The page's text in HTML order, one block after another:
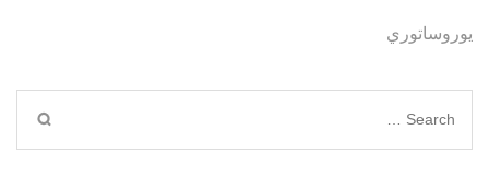
يوروساتوري
Search
for: